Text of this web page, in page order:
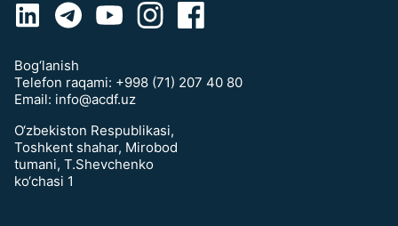
Bog‘lanish
Telefon raqami: +998 (71) 207 40 80
Email: info@acdf.uz
O‘zbekiston Respublikasi,
Toshkent shahar, Mirobod
tumani, T.Shevchenko
ko‘chasi 1